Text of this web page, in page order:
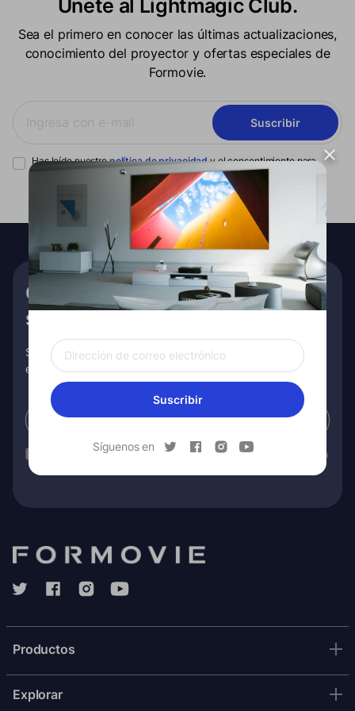
Suscribir
Síguenos en
Únete al Lightmagic Club.
Sea el primero en conocer las últimas actualizaciones,
conocimiento del proyector y ofertas especiales de
Formovie.
Suscribir
Has leído nuestropolítica de privacidady el consentimiento para
recibir la comunicación de marketing de Formovie.
Obtenga €10 de descuento en
su primer pedido
Suscríbase para recibir información exclusiva, promociones
especiales y más.
Suscribir
Has leído nuestropolítica de privacidady el consentimiento para
Productos
Explorar